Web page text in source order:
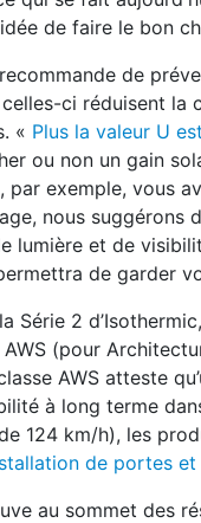
de faire le bon
de
ci réduisent
« Plus la valeur U
ou non un gain
par exemple, vous
nous
lumière et de
de garder
Série 2
(pour
AWS atteste
à long terme
124 km/h), les
de portes
au sommet des